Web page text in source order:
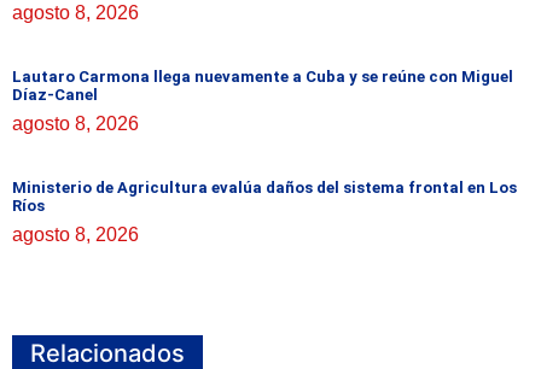
agosto 8, 2026
Lautaro Carmona llega nuevamente a Cuba y se reúne con Miguel
Díaz-Canel
agosto 8, 2026
Ministerio de Agricultura evalúa daños del sistema frontal en Los
Ríos
agosto 8, 2026
Relacionados